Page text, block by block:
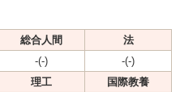
総合人間
法
-(-)
-(-)
理工
国際教養